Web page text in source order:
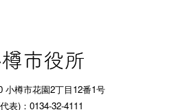
小樽市花園2丁目12番1号
表)：0134-32-4111